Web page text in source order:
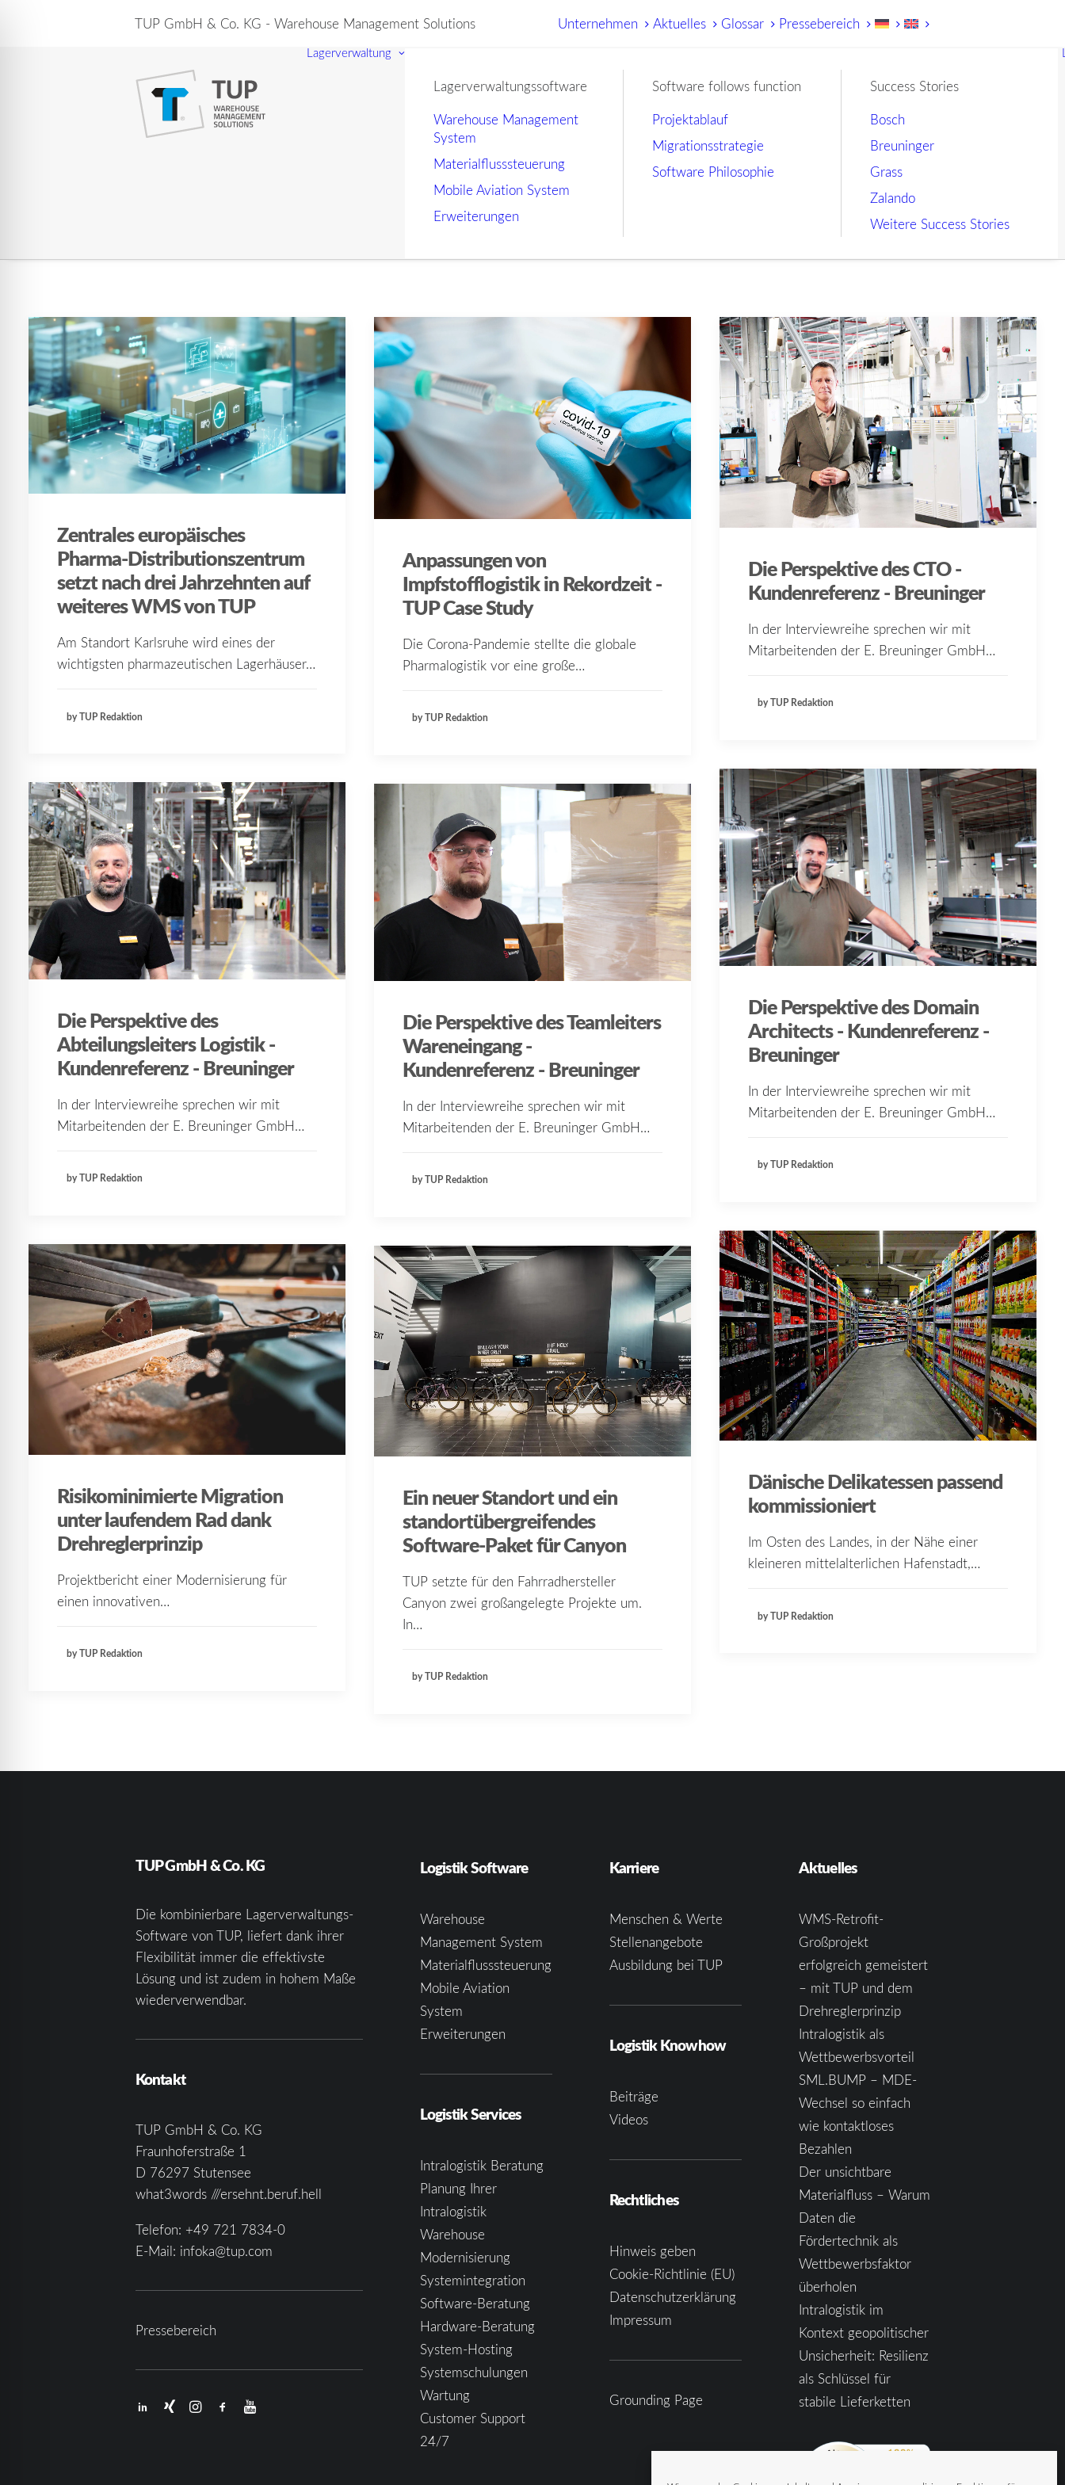
TUP GmbH & Co. KG - Warehouse Management Solutions Unternehmen Aktuelles Glossar Pressebereich
Lagerverwaltung
Lagerverwaltungssoftware
Warehouse Management
System
Materialflusssteuerung
Mobile Aviation System
Erweiterungen
Software follows function
Projektablauf
Migrationsstrategie
Software Philosophie
Success Stories
Bosch
Breuninger
Grass
Zalando
Weitere Success Stories
Zentrales europäisches
Pharma-Distributionszentrum
setzt nach drei Jahrzehnten auf
weiteres WMS von TUP
Am Standort Karlsruhe wird eines der
wichtigsten pharmazeutischen Lagerhäuser…
by TUP Redaktion
Anpassungen von
Impfstofflogistik in Rekordzeit -
TUP Case Study
Die Corona-Pandemie stellte die globale
Pharmalogistik vor eine große…
by TUP Redaktion
Die Perspektive des CTO -
Kundenreferenz - Breuninger
In der Interviewreihe sprechen wir mit
Mitarbeitenden der E. Breuninger GmbH…
by TUP Redaktion
Die Perspektive des Domain
Architects - Kundenreferenz -
Breuninger
In der Interviewreihe sprechen wir mit
Mitarbeitenden der E. Breuninger GmbH…
by TUP Redaktion
Die Perspektive des
Abteilungsleiters Logistik -
Kundenreferenz - Breuninger
In der Interviewreihe sprechen wir mit
Mitarbeitenden der E. Breuninger GmbH…
by TUP Redaktion
Die Perspektive des Teamleiters
Wareneingang -
Kundenreferenz - Breuninger
In der Interviewreihe sprechen wir mit
Mitarbeitenden der E. Breuninger GmbH…
by TUP Redaktion
Dänische Delikatessen passend
kommissioniert
Im Osten des Landes, in der Nähe einer
kleineren mittelalterlichen Hafenstadt,…
by TUP Redaktion
Risikominimierte Migration
unter laufendem Rad dank
Drehreglerprinzip
Projektbericht einer Modernisierung für
einen innovativen…
by TUP Redaktion
Ein neuer Standort und ein
standortübergreifendes
Software-Paket für Canyon
TUP setzte für den Fahrradhersteller
Canyon zwei großangelegte Projekte um.
In…
by TUP Redaktion
TUP GmbH & Co. KG
Die kombinierbare Lagerverwaltungs-
Software von TUP, liefert dank ihrer
Flexibilität immer die effektivste
Lösung und ist zudem in hohem Maße
wiederverwendbar.
Kontakt
TUP GmbH & Co. KG
Fraunhoferstraße 1
D 76297 Stutensee
what3words ///ersehnt.beruf.hell
Telefon: +49 721 7834-0
E-Mail: infoka@tup.com
Pressebereich
Logistik Software
Warehouse
Management System
Materialflusssteuerung
Mobile Aviation
System
Erweiterungen
Logistik Services
Intralogistik Beratung
Planung Ihrer
Intralogistik
Warehouse
Modernisierung
Systemintegration
Software-Beratung
Hardware-Beratung
System-Hosting
Systemschulungen
Wartung
Customer Support
24/7
Karriere
Menschen & Werte
Stellenangebote
Ausbildung bei TUP
Logistik Knowhow
Beiträge
Videos
Rechtliches
Hinweis geben
Cookie-Richtlinie (EU)
Datenschutzerklärung
Impressum
Grounding Page
Aktuelles
WMS-Retrofit-
Großprojekt
erfolgreich gemeistert
– mit TUP und dem
Drehreglerprinzip
Intralogistik als
Wettbewerbsvorteil
SML.BUMP – MDE-
Wechsel so einfach
wie kontaktloses
Bezahlen
Der unsichtbare
Materialfluss – Warum
Daten die
Fördertechnik als
Wettbewerbsfaktor
überholen
Intralogistik im
Kontext geopolitischer
Unsicherheit: Resilienz
als Schlüssel für
stabile Lieferketten